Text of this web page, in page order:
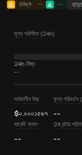
র‍্যাঙ্ক -- --
মূল্য পরিসীমা (24h)
24h নিম্ন
--
সর্বকালীন উচ্চ
$০.০০০১৫৬৭
মূল্য
--
মার্কেট ক্যাপ
--
24 ঘন্টায়
--